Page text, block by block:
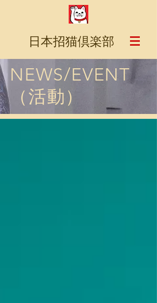
日本招猫倶楽部
NEWS/EVENT
（活動）